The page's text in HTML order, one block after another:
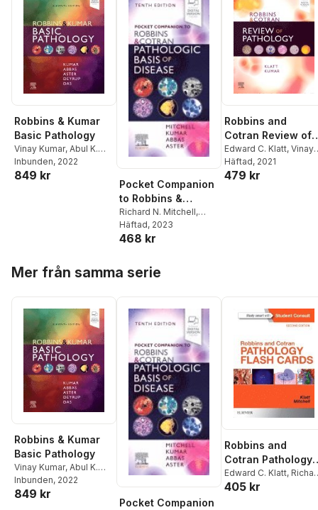
Robbins & Kumar
Basic Pathology
Vinay Kumar, Abul K.
Abbas,Jon C. Aster
Andrea T Deyrup
Inbunden, 2022
849 kr
Pocket Companion
to Robbins &
Cotran Pathologic
Basis of Disease
Richard N. Mitchell,
Vinay Kumar,
Abbas,Jon C. Aster
Häftad, 2023
468 kr
Robbins and
Cotran Review of
Pathology
Edward C. Klatt, Vinay
Kumar
Häftad, 2021
479 kr
Mer från samma serie
Robbins & Kumar
Basic Pathology
Vinay Kumar, Abul K.
Abbas,Jon C. Aster
Andrea T Deyrup
Inbunden, 2022
849 kr
Pocket Companion
Robbins and
Cotran Pathology
Flash Cards
Edward C. Klatt,
N. Mitchell
405 kr